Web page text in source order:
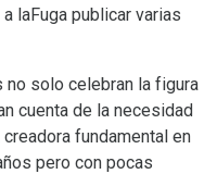
laFuga publicar varias
solo celebran la figura
cuenta de la necesidad
fundamental en
pero con pocas